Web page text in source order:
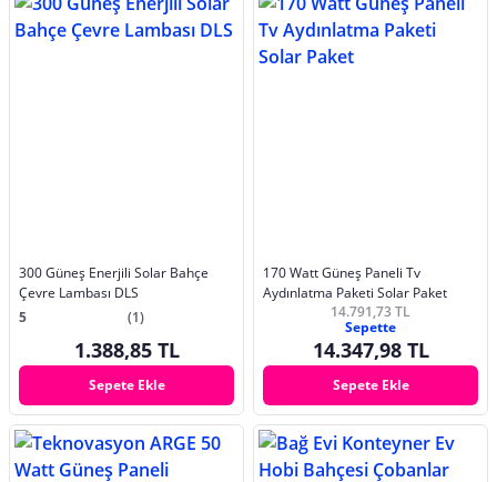
300 Güneş Enerjili Solar Bahçe
Çevre Lambası DLS
5
(1)
1.388,85 TL
Sepete Ekle
170 Watt Güneş Paneli Tv
Aydınlatma Paketi Solar Paket
14.791,73 TL
Sepette
14.347,98 TL
Sepete Ekle